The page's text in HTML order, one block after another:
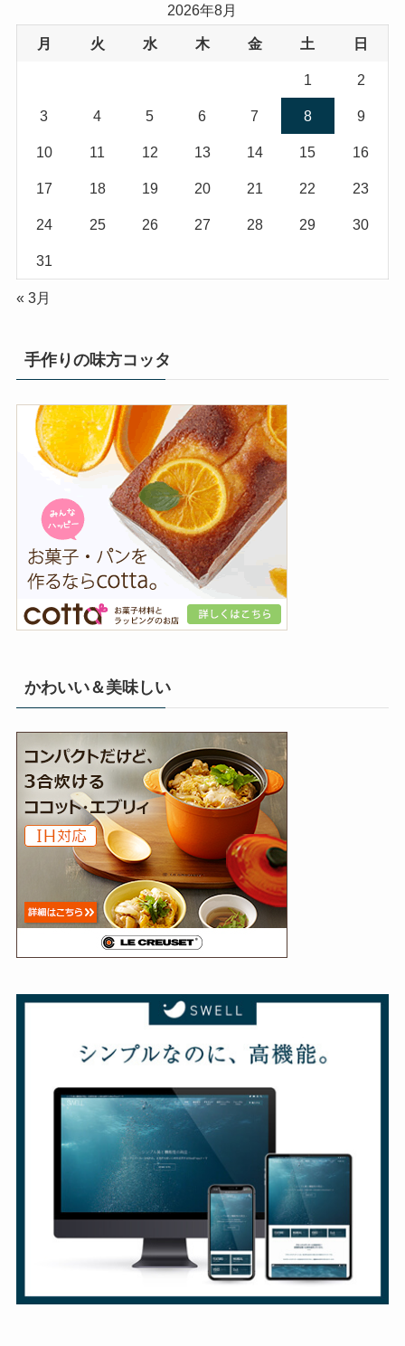
ー
2026年8月
月 火 水 木 金 土 日
1 2
3 4 5 6 7 8 9
10 11 12 13 14 15 16
17 18 19 20 21 22 23
24 25 26 27 28 29 30
31
« 3月
手作りの味方コッタ
かわいい＆美味しい